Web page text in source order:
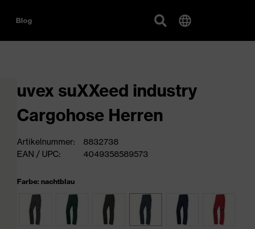
Blog
uvex suXXeed industry
Cargohose Herren
Artikelnummer:
8832738
EAN / UPC:
4049358589573
Farbe: nachtblau